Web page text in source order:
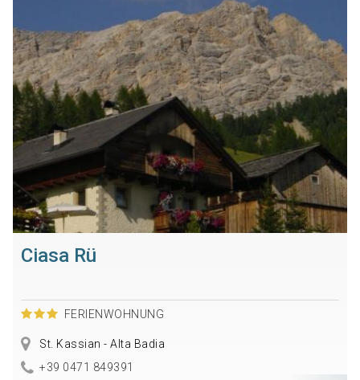
Ciasa Rü
FERIENWOHNUNG
St. Kassian - Alta Badia
+39 0471 849391